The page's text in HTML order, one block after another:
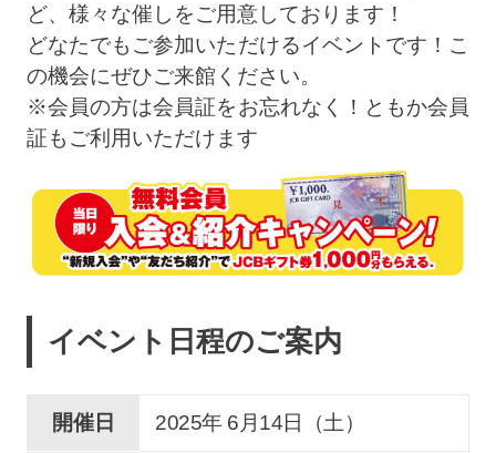
ど、様々な催しをご用意しております！
どなたでもご参加いただけるイベントです！こ
の機会にぜひご来館ください。
※会員の方は会員証をお忘れなく！ともか会員
証もご利用いただけます
イベント日程のご案内
開催日 2025年 6 月 14日（土）